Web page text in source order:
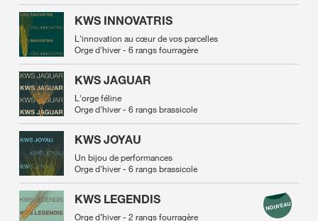
KWS INNOVATRIS
L'innovation au cœur de vos parcelles
Orge d'hiver - 6 rangs fourragère
KWS JAGUAR
L'orge féline
Orge d'hiver - 6 rangs brassicole
KWS JOYAU
Un bijou de performances
Orge d'hiver - 6 rangs brassicole
KWS LEGENDIS
Orge d’hiver - 2 rangs fourragère